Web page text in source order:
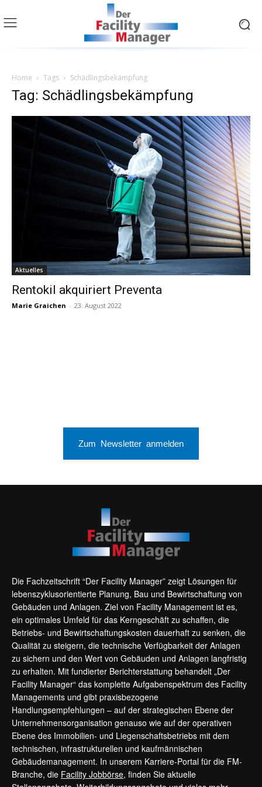
Home Tags Schädlingsbekämpfung
Tag: Schädlingsbekämpfung
Aktuelles
Rentokil akquiriert Preventa
Marie Graichen - 23. August 2022
Zum Newsletter anmelden
Die Fachzeitschrift “Der Facility Manager” zeigt Lösungen für
lebenszyklusorientierte Planung, Bau und Bewirtschaftung von
Gebäuden und Anlagen. Ziel von Facility Management ist es,
ein optimales Umfeld für das Kerngeschäft zu schaffen, die
Betriebs- und Bewirtschaftungskosten dauerhaft zu senken, die
Qualität zu steigern, die technische Verfügbarkeit der Anlagen
zu sichern und den Wert von Gebäuden und Anlagen langfristig
zu erhalten. Mit fundierter Berichterstattung behandelt „Der
Facility Manager“ das komplette Aufgabenspektrum des Facility
Managements und gibt praxisbezogene
Handlungsempfehlungen – auf der strategischen Ebene der
Unternehmensorganisation genauso wie auf der operativen
Ebene des Immobilien- und Liegenschaftsbetriebs mit dem
technischen, infrastrukturellen und kaufmännischen
Gebäudemanagement. In unserem Karriere-Portal für die FM-
Branche, die Facility Jobbörse, finden Sie aktuelle